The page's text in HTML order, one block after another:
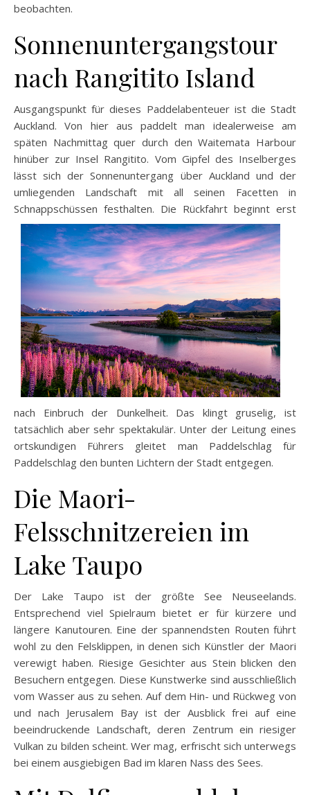
beobachten.
Sonnenuntergangstour
nach Rangitito Island
Ausgangspunkt für dieses Paddelabenteuer ist die Stadt
Auckland. Von hier aus paddelt man idealerweise am
späten Nachmittag quer durch den Waitemata Harbour
hinüber zur Insel Rangitito. Vom Gipfel des Inselberges
lässt sich der Sonnenuntergang über Auckland und der
umliegenden Landschaft mit all seinen Facetten in
Schnappschüssen festhalten. Die Rückfahrt beginnt erst
nach Einbruch der Dunkelheit. Das klingt gruselig, ist
tatsächlich aber sehr spektakulär. Unter der Leitung eines
ortskundigen Führers gleitet man Paddelschlag für
Paddelschlag den bunten Lichtern der Stadt entgegen.
Die Maori-
Felsschnitzereien im
Lake Taupo
Der Lake Taupo ist der größte See Neuseelands.
Entsprechend viel Spielraum bietet er für kürzere und
längere Kanutouren. Eine der spannendsten Routen führt
wohl zu den Felsklippen, in denen sich Künstler der Maori
verewigt haben. Riesige Gesichter aus Stein blicken den
Besuchern entgegen. Diese Kunstwerke sind ausschließlich
vom Wasser aus zu sehen. Auf dem Hin- und Rückweg von
und nach Jerusalem Bay ist der Ausblick frei auf eine
beeindruckende Landschaft, deren Zentrum ein riesiger
Vulkan zu bilden scheint. Wer mag, erfrischt sich unterwegs
bei einem ausgiebigen Bad im klaren Nass des Sees.